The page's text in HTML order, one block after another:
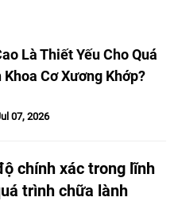
Là Thiết Yếu Cho Quá
Cơ Xương Khớp?
07, 2026
chính xác trong lĩnh
trình chữa lành